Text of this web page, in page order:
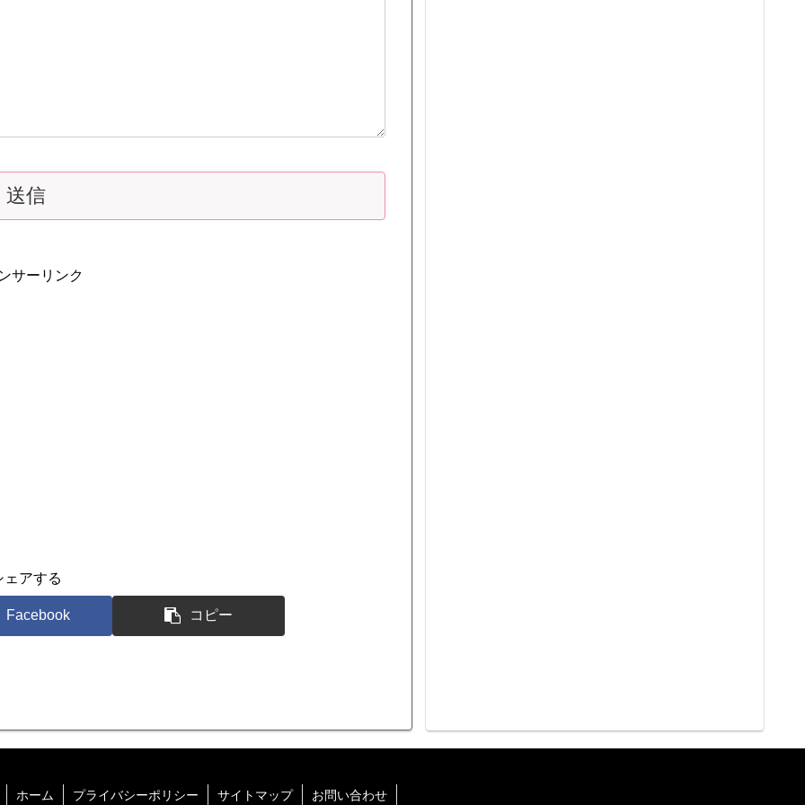
サーリンク
ェアする
Facebook コピー
ホーム プライバシーポリシー サイトマップ お問い合わせ